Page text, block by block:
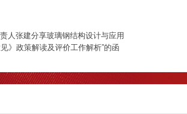
人张建分享玻璃钢结构设计与应用
》政策解读及评价工作解析”的函